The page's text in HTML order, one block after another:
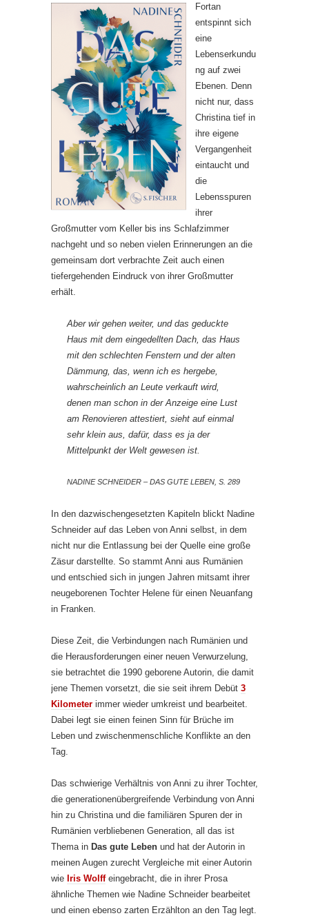
Fortan
entspinnt sich
eine
Lebenserkundu
ng auf zwei
Ebenen. Denn
nicht nur, dass
Christina tief in
ihre eigene
Vergangenheit
eintaucht und
die
Lebensspuren
ihrer
Großmutter vom Keller bis ins Schlafzimmer
nachgeht und so neben vielen Erinnerungen an die
gemeinsam dort verbrachte Zeit auch einen
tiefergehenden Eindruck von ihrer Großmutter
erhält.
Aber wir gehen weiter, und das geduckte
Haus mit dem eingedellten Dach, das Haus
mit den schlechten Fenstern und der alten
Dämmung, das, wenn ich es hergebe,
wahrscheinlich an Leute verkauft wird,
denen man schon in der Anzeige eine Lust
am Renovieren attestiert, sieht auf einmal
sehr klein aus, dafür, dass es ja der
Mittelpunkt der Welt gewesen ist.
NADINE SCHNEIDER – DAS GUTE LEBEN, S. 289
In den dazwischengesetzten Kapiteln blickt Nadine
Schneider auf das Leben von Anni selbst, in dem
nicht nur die Entlassung bei der Quelle eine große
Zäsur darstellte. So stammt Anni aus Rumänien
und entschied sich in jungen Jahren mitsamt ihrer
neugeborenen Tochter Helene für einen Neuanfang
in Franken.
Diese Zeit, die Verbindungen nach Rumänien und
die Herausforderungen einer neuen Verwurzelung,
sie betrachtet die 1990 geborene Autorin, die damit
jene Themen vorsetzt, die sie seit ihrem Debüt 3
Kilometer immer wieder umkreist und bearbeitet.
Dabei legt sie einen feinen Sinn für Brüche im
Leben und zwischenmenschliche Konflikte an den
Tag.
Das schwierige Verhältnis von Anni zu ihrer Tochter,
die generationenübergreifende Verbindung von Anni
hin zu Christina und die familiären Spuren der in
Rumänien verbliebenen Generation, all das ist
Thema in Das gute Leben und hat der Autorin in
meinen Augen zurecht Vergleiche mit einer Autorin
wie Iris Wolffeingebracht, die in ihrer Prosa
ähnliche Themen wie Nadine Schneider bearbeitet
und einen ebenso zarten Erzählton an den Tag legt.